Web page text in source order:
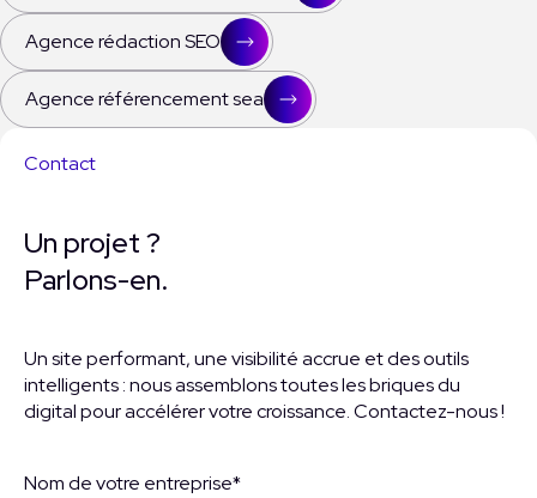
Agence rédaction SEO
Agence référencement sea
Contact
Un projet ?
Parlons-en.
Un site performant, une visibilité accrue et des outils
intelligents : nous assemblons toutes les briques du
digital pour accélérer votre croissance. Contactez-nous !
Nom de votre entreprise*